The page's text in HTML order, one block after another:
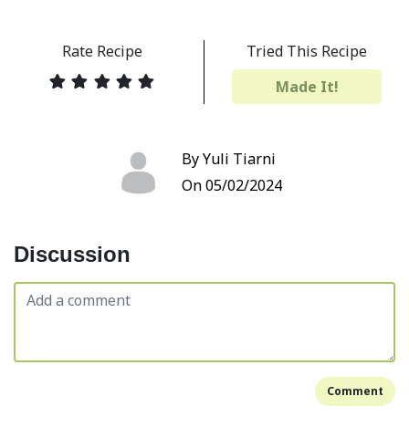
Rate Recipe
Tried This Recipe
Made It!
By Yuli Tiarni
On 05/02/2024
Discussion
Comment